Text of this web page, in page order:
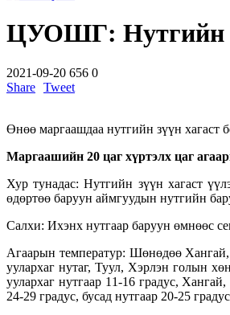
ЦУОШГ: Нутгийн
2021-09-20 656 0
Share Tweet
Өнөө маргаашдаа нутгийн зүүн хагаст
Маргаашийн 20 цаг хүртэлх цаг
Хур тунадас: Нутгийн зүүн хагаст
өдөртөө баруун аймгуудын нутгийн
Салхи: Ихэнх нутгаар баруун өмнөөс
Агаарын температур: Шөнөдөө
уулархаг нутаг, Туул, Хэрлэн голын
уулархаг нутгаар 11-16 градус,
24-29 градус, бусад нутгаар 20-25